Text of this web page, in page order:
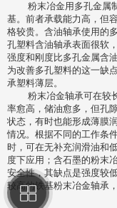
粉末冶金用多孔金属制
基。前者承载能力高，但
格较贵。含油轴承使用的
孔塑料含油轴承表面很软
强度和刚度比多孔金属含
为改善多孔塑料的这一缺
承塑料薄层。
粉末冶金轴承可在较长
率愈高，储油愈多，但孔
状态，有时也能形成薄膜
情况。根据不同的工作条
时，可在无补充润滑油和
度下应用；含石墨的粉末
安全性，其缺点是强度较
较高的铁基粉末冶金轴承